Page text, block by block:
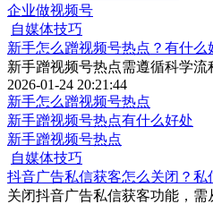
企业做视频号
自媒体技巧
新手怎么蹭视频号热点？有什么
新手蹭视频号热点需遵循科学流
2026-01-24 20:21:44
新手怎么蹭视频号热点
新手蹭视频号热点有什么好处
新手蹭视频号热点
自媒体技巧
抖音广告私信获客怎么关闭？私
关闭抖音广告私信获客功能，需